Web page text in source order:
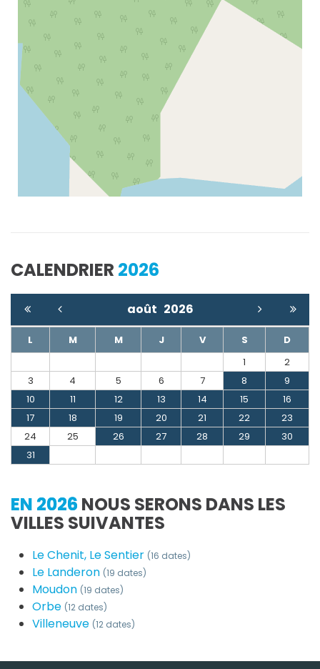
CALENDRIER 2026
août 2026
L M M J V S
D
1
2
3
4 5 6 7 8
9
10
11 12 13 14 15
16
17
18 19 20 21 22
23
24
25 26 27 28 29
30
31
EN 2026 NOUS SERONS DANS LES
VILLES SUIVANTES
Le Chenit, Le Sentier (16 dates)
Le Landeron (19 dates)
Moudon (19 dates)
Orbe (12 dates)
Villeneuve (12 dates)